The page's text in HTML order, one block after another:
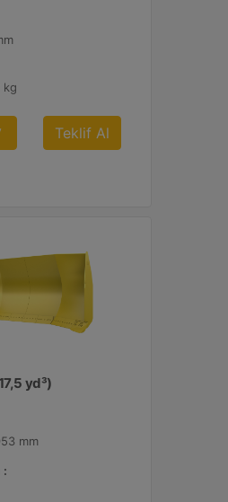
kg
Teklif Al
yd³)
mm
: